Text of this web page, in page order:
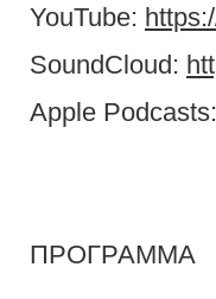
YouTube:
SoundCloud:
Apple Podcasts:
ПРОГРАММА